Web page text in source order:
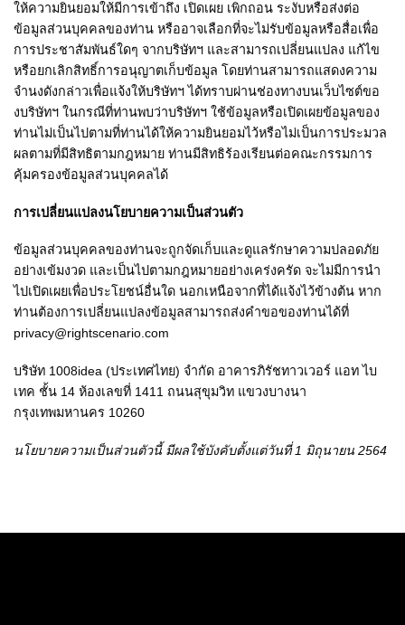
ให้ความยินยอมให้มีการเข้าถึง เปิดเผย เพิกถอน ระงับหรือส่งต่อ
ข้อมูลส่วนบุคคลของท่าน หรืออาจเลือกที่จะไม่รับข้อมูลหรือสื่อเพื่อ
การประชาสัมพันธ์ใดๆ จากบริษัทฯ และสามารถเปลี่ยนแปลง แก้ไข
หรือยกเลิกสิทธิ์การอนุญาตเก็บข้อมูล โดยท่านสามารถแสดงความ
จำนงดังกล่าวเพื่อแจ้งให้บริษัทฯ ได้ทราบผ่านช่องทางบนเว็บไซต์ขอ
งบริษัทฯ ในกรณีที่ท่านพบว่าบริษัทฯ ใช้ข้อมูลหรือเปิดเผยข้อมูลของ
ท่านไม่เป็นไปตามที่ท่านได้ให้ความยินยอมไว้หรือไม่เป็นการประมวล
ผลตามที่มีสิทธิตามกฎหมาย ท่านมีสิทธิร้องเรียนต่อคณะกรรมการ
คุ้มครองข้อมูลส่วนบุคคลได้
การเปลี่ยนแปลงนโยบายความเป็นส่วนตัว
ข้อมูลส่วนบุคคลของท่านจะถูกจัดเก็บและดูแลรักษาความปลอดภัย
อย่างเข้มงวด และเป็นไปตามกฎหมายอย่างเคร่งครัด จะไม่มีการนำ
ไปเปิดเผยเพื่อประโยชน์อื่นใด นอกเหนือจากที่ได้แจ้งไว้ข้างต้น หาก
ท่านต้องการเปลี่ยนแปลงข้อมูลสามารถส่งคำขอของท่านได้ที่
privacy@rightscenario.com
บริษัท 1008idea (ประเทศไทย) จำกัด อาคารภิรัชทาวเวอร์ แอท ไบ
เทค ชั้น 14 ห้องเลขที่ 1411 ถนนสุขุมวิท แขวงบางนา
กรุงเทพมหานคร 10260
นโยบายความเป็นส่วนตัวนี้ มีผลใช้บังคับตั้งแต่วันที่ 1 มิถุนายน 2564